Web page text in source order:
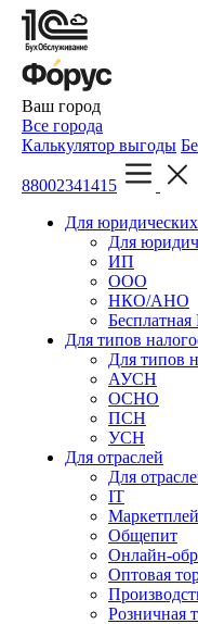
Ваш город
Все города
Калькулятор выгоды
88002341415
Для
Для
ИП
ООО
НКО/АНО
Для типов
Для типов
АУСН
ОСНО
ПСН
УСН
Для отраслей
Для
IT
Общепит
Онлайн-
Оптовая
Розничная